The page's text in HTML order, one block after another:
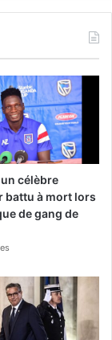
célèbre
battu à mort lors
de gang de